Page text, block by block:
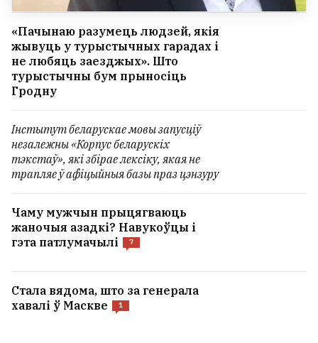
«Пачынаю разумець людзей, якія
жывуць у турыстычных гарадах і
не любяць заезджых». Што
турыстычны бум прыносіць
Гродну
Інстытут беларускае мовы запусціў
незалежны «Корпус беларускіх
тэкстаў», які збірае лексіку, якая не
трапляе ў афіцыйныя базы праз цэнзуру
Чаму мужчын прыцягваюць
жаночыя азадкі? Навукоўцы і
гэта патлумачылі
7
Стала вядома, што за генерала
хавалі ў Маскве
1